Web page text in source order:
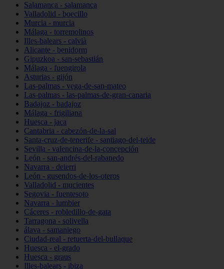
Salamanca - salamanca
Valladolid - boecillo
Murcia - murcia
Málaga - torremolinos
Illes-balears - calvià
Alicante - benidorm
Gipuzkoa - san-sebastián
Málaga - fuengirola
Asturias - gijón
Las-palmas - vega-de-san-mateo
Las-palmas - las-palmas-de-gran-canaria
Badajoz - badajoz
Málaga - frigiliana
Huesca - jaca
Cantabria - cabezón-de-la-sal
Santa-cruz-de-tenerife - santiago-del-teide
Sevilla - valencina-de-la-concepción
León - san-andrés-del-rabanedo
Navarra - deierri
León - gusendos-de-los-oteros
Valladolid - mucientes
Segovia - fuentesoto
Navarra - lumbier
Cáceres - robledillo-de-gata
Tarragona - solivella
álava - samaniego
Ciudad-real - retuerta-del-bullaque
Huesca - el-grado
Huesca - graus
Illes-balears - ibiza